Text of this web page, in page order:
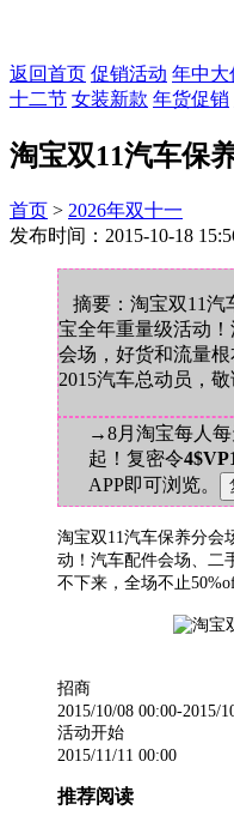
返回首页 促销活动 年中大
十二节 女装新款 年货促销
淘宝双11汽车保
首页 > 2026年双十一
发布时间：2015-10-18
摘要：淘宝双11汽
宝全年重量级活动
会场，好货和流量根
2015汽车总动员，敬
→8月淘宝每人每
起！复密令
APP即可浏览。
淘宝双11汽车保养分会
动！汽车配件会场、二
不下来，全场不止
招商
2015/10/08 00:00-2015/
活动开始
2015/11/11 00:00
推荐阅读